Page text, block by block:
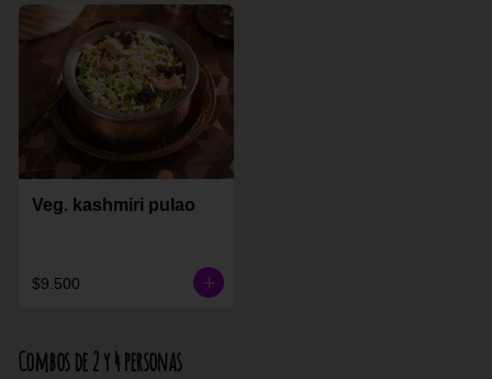
Veg. kashmiri pulao
$9.500
Combos de 2 y 4 personas